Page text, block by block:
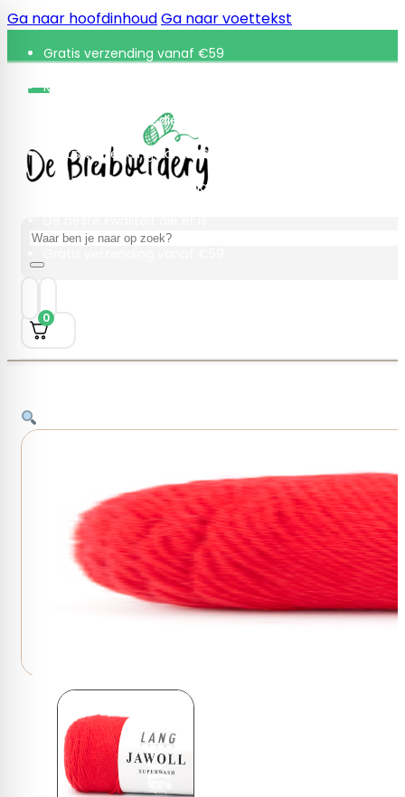
Ga naar hoofdinhoudGa naar voettekst
Gratis verzending vanaf €59
Retourneren binnen 30 dagen
De beste kwaliteit die er is
Gratis verzending vanaf €59
Retourneren binnen 30 dagen
Zoeken
0